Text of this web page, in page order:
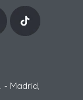
- Madrid,